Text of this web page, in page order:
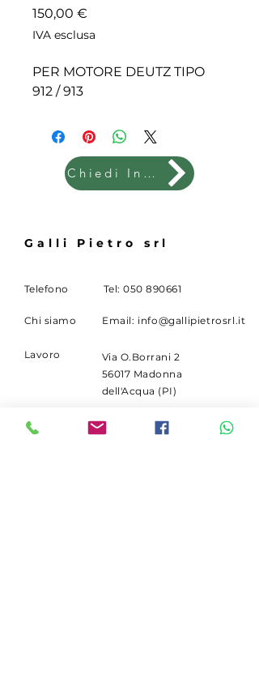
150,00 €
IVA esclusa
PER MOTORE DEUTZ TIPO
912 / 913
Chiedi Info
Galli Pietro srl
Telefono Tel:050 890661
Chi siamo Email: info@gallipietrosrl.it
Lavoro
Via O.Borrani 2
56017 Madonna
dell'Acqua (PI)